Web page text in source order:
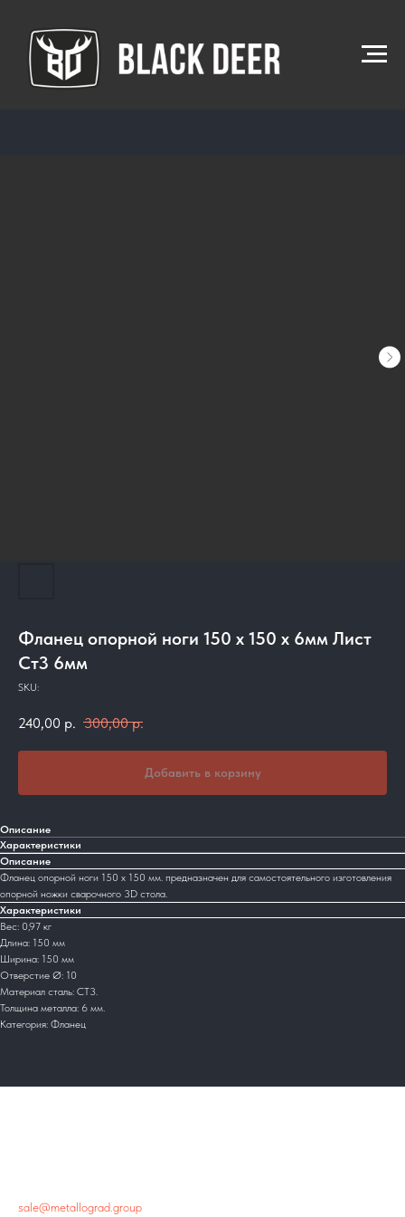
Фланец опорной ноги 150 х 150 х 6мм Лист
Ст3 6мм
SKU:
240,00 р. 300,00 р.
Добавить в корзину
Описание
Характеристики
Описание
Фланец опорной ноги 150 х 150 мм. предназначен для самостоятельного изготовления
опорной ножки сварочного 3D стола.
Характеристики
Вес: 0,97 кг
Длина: 150 мм
Ширина: 150 мм
Отверстие Ø: 10
Материал сталь: СТ3.
Толщина металла: 6 мм.
Категория: Фланец
sale@metallograd.group